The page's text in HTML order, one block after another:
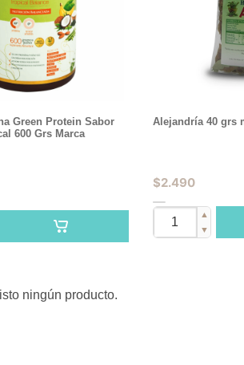
Green Protein Sabor
600 Grs Marca
Alejandría 40 grs
$2.490
▲
▼
ningún producto.